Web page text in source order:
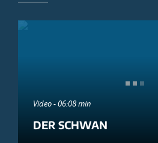
Video - 06:08 min
DER SCHWAN